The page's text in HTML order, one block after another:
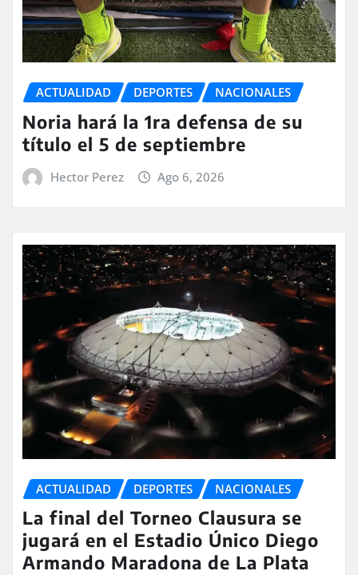
ACTUALIDAD DEPORTES NACIONALES
Noria hará la 1ra defensa de su
título el 5 de septiembre
Hector Perez Ago 6, 2026
ACTUALIDAD DEPORTES NACIONALES
La final del Torneo Clausura se
jugará en el Estadio Único Diego
Armando Maradona de La Plata